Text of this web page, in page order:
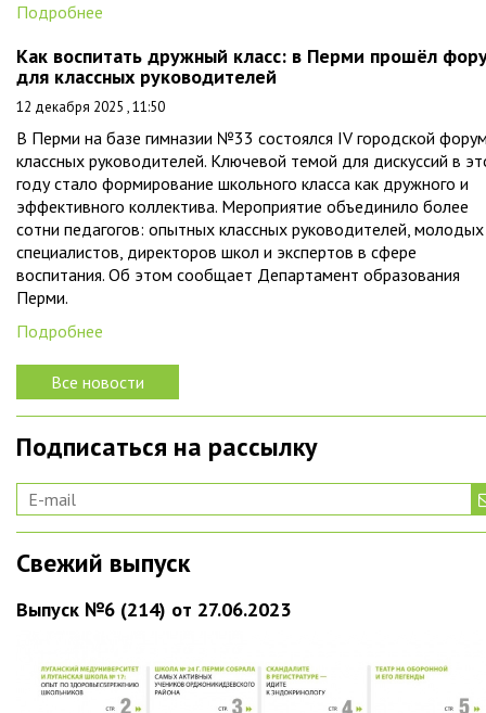
Подробнее
Как воспитать дружный класс: в Перми прошёл
для классных руководителей
12 декабря 2025 , 11:50
В Перми на базе гимназии №33 состоялся IV городской
классных руководителей. Ключевой темой для дискуссий в
году стало формирование школьного класса как дружного и
эффективного коллектива. Мероприятие объединило более
сотни педагогов: опытных классных руководителей, молодых
специалистов, директоров школ и экспертов в сфере
воспитания. Об этом сообщает Департамент образования
Перми.
Подробнее
Все новости
Подписаться на рассылку
Свежий выпуск
Выпуск №6 (214) от 27.06.2023